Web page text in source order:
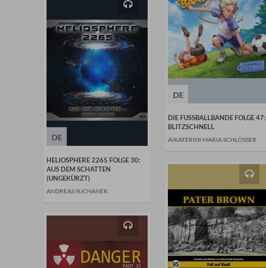
DE
HELIOSPHERE 2265 FOLGE 30:
AUS DEM SCHATTEN
(UNGEKÜRZT)
ANDREAS SUCHANEK
DE
DIE FUSSBALLBANDE FOLGE 47:
BLITZSCHNELL
AIKATERINI MARIA SCHLÖSSER